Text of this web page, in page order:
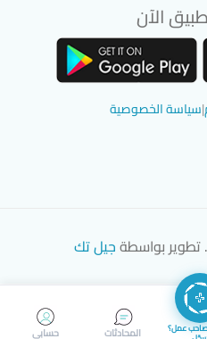
الآن
|سياسة الخصوصية
جيل تك
حسابي المحادثات عمل؟